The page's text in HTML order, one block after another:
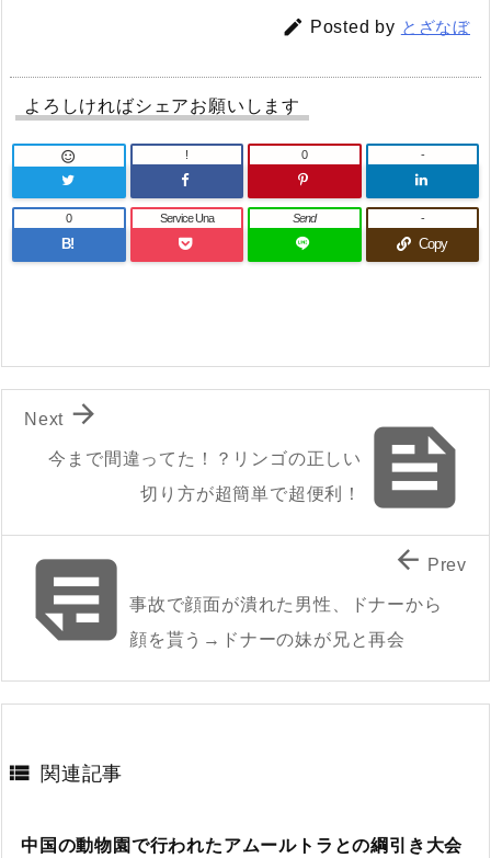
 Posted by とざなぼ
よろしければシェアお願いします
 ! 0 -
B!
0 Service Una Send
Copy
-

今まで間違ってた！？リンゴの正しい
切り方が超簡単で超便利！

Next
事故で顔面が潰れた男性、ドナーから
顔を貰う→ドナーの妹が兄と再会
 Prev
 関連記事
中国の動物園で行われたアムールトラとの綱引き大会